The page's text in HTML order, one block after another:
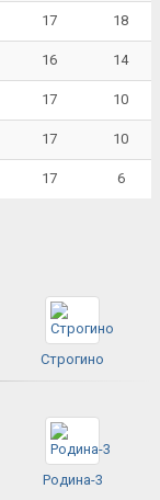
17 18
16 14
17 10
17 10
17 6
Строгино
Родина-3